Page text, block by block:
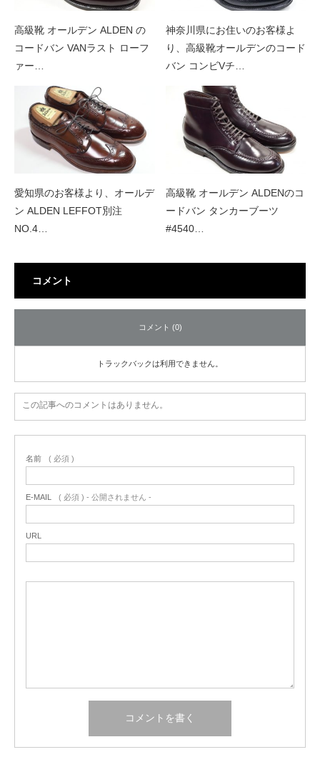
高級靴 オールデン ALDEN の
コードバン VANラスト ローフ
ァー…
神奈川県にお住いのお客様よ
り、高級靴オールデンのコード
バン コンビVチ…
愛知県のお客様より、オールデ
ン ALDEN LEFFOT別注
NO.4…
高級靴 オールデン ALDENのコ
ードバン タンカーブーツ
#4540…
コメント
コメント (0)
トラックバックは利用できません。
この記事へのコメントはありません。
名前 ( 必須 )
E-MAIL ( 必須 ) - 公開されません -
URL